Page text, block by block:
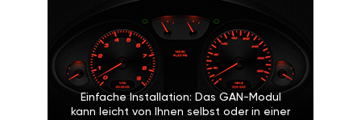
Einfache Installation: Das GAN-Modul
kann leicht von Ihnen selbst oder in einer